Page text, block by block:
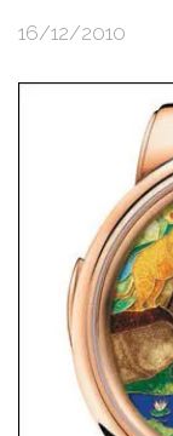
16/12/2010